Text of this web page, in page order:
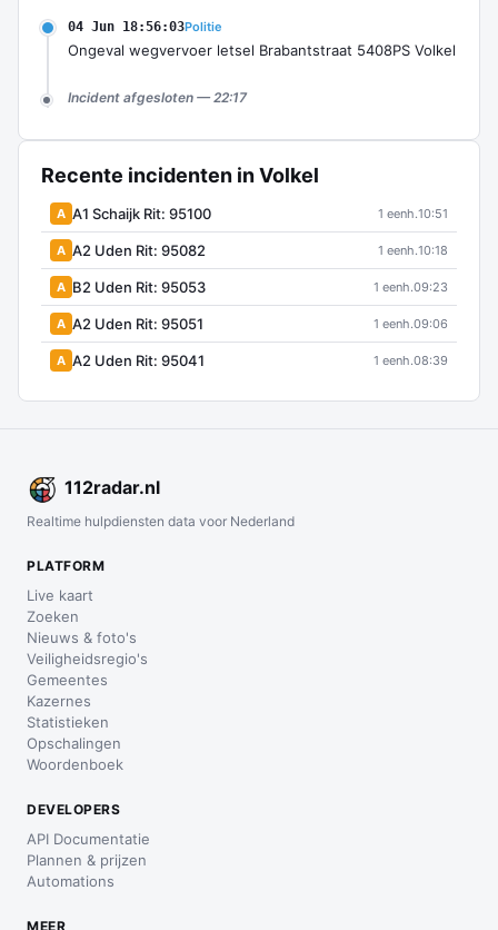
04 Jun 18:56:03Politie
Ongeval wegvervoer letsel Brabantstraat 5408PS Volkel
Incident afgesloten — 22:17
Recente incidenten in Volkel
A A1 Schaijk Rit: 95100 1 eenh.10:51
A A2 Uden Rit: 95082 1 eenh.10:18
A B2 Uden Rit: 95053 1 eenh.09:23
A A2 Uden Rit: 95051 1 eenh.09:06
A A2 Uden Rit: 95041 1 eenh.08:39
112radar.nl
Realtime hulpdiensten data voor Nederland
PLATFORM
Live kaart
Zoeken
Nieuws & foto's
Veiligheidsregio's
Gemeentes
Kazernes
Statistieken
Opschalingen
Woordenboek
DEVELOPERS
API Documentatie
Plannen & prijzen
Automations
MEER